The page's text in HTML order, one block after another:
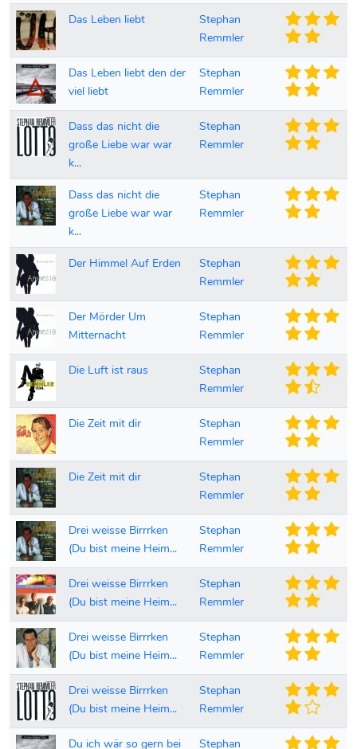
Das Leben liebt
Stephan
Remmler
Das Leben liebt den der
viel liebt
Stephan
Remmler
Dass das nicht die
große Liebe war war
k...
Stephan
Remmler
Dass das nicht die
große Liebe war war
k...
Stephan
Remmler
Der Himmel Auf Erden
Stephan
Remmler
Der Mörder Um
Mitternacht
Stephan
Remmler
Die Luft ist raus
Stephan
Remmler
Die Zeit mit dir
Stephan
Remmler
Die Zeit mit dir
Stephan
Remmler
Drei weisse Birrrken
(Du bist meine Heim...
Stephan
Remmler
Drei weisse Birrrken
(Du bist meine Heim...
Stephan
Remmler
Drei weisse Birrrken
(Du bist meine Heim...
Stephan
Remmler
Drei weisse Birrrken
(Du bist meine Heim...
Stephan
Remmler
Du ich wär so gern bei
Stephan